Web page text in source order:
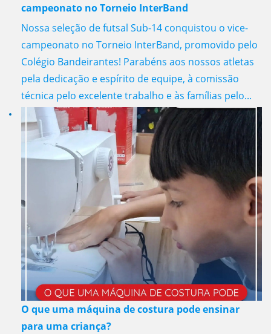
campeonato no Torneio InterBand
Nossa seleção de futsal Sub-14 conquistou o vice-
campeonato no Torneio InterBand, promovido pelo
Colégio Bandeirantes! Parabéns aos nossos atletas
pela dedicação e espírito de equipe, à comissão
técnica pelo excelente trabalho e às famílias pelo...
O que uma máquina de costura pode ensinar
para uma criança?